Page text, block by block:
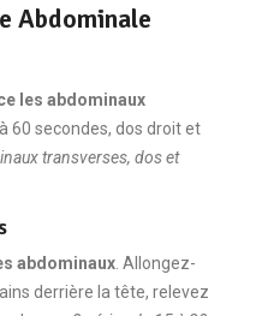
Abdominale
les abdominaux
60 secondes, dos droit et
transverses, dos et
abdominaux. Allongez-
derrière la tête, relevez